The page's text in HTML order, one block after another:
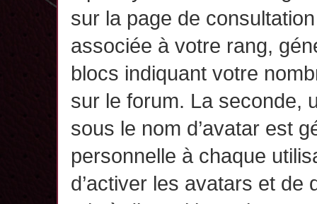
sur la page de
associée à votre rang,
blocs indiquant votre
sur le forum. La seconde,
sous le nom d’avatar est
personnelle à chaque
d’activer les avatars et de